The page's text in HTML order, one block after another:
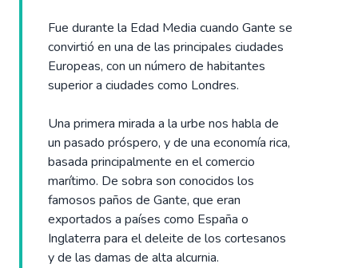
Fue durante la Edad Media cuando Gante se
convirtió en una de las principales ciudades
Europeas, con un número de habitantes
superior a ciudades como Londres.
Una primera mirada a la urbe nos habla de
un pasado próspero, y de una economía rica,
basada principalmente en el comercio
marítimo. De sobra son conocidos los
famosos paños de Gante, que eran
exportados a países como España o
Inglaterra para el deleite de los cortesanos
y de las damas de alta alcurnia.